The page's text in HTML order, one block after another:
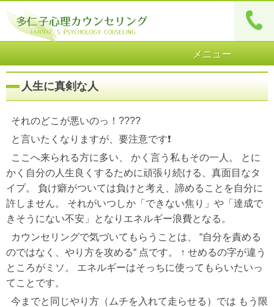
メニュー
人生に真剣な人
それのどこが悪いのっ！????
と言いたくなりますが、要注意です❗️
ここへ来られる方に多い、 かく言う私もその一人。 とに
かく自分の人生良くするために頑張り続ける、真面目なタ
イプ。 負け癖がついては負けと考え、諦めることを自分に
許しません。 それがいつしか「できない焦り」や「達成で
きそうにない不安」となりエネルギー浪費となる。
カウンセリングで気づいてもらうことは、 “自分を責める
のではなく、やり方を攻める“ 点です。 ↑ せめるの字が違う
ところがミソ。 エネルギーはそっちに使ってもらいたいっ
てことです。
今までと同じやり方（ムチを入れて走らせる）では もう限